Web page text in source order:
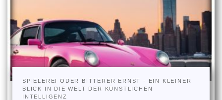
SPIELEREI ODER BITTERER ERNST - EIN KLEINER
BLICK IN DIE WELT DER KÜNSTLICHEN
INTELLIGENZ